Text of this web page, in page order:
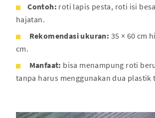
Contoh: roti lapis pesta, roti isi
hajatan.
Rekomendasi ukuran: 35 × 60 cm
cm.
Manfaat: bisa menampung roti
tanpa harus menggunakan dua plastik